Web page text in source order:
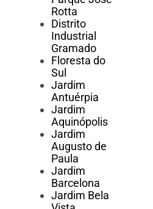
Rotta
Distrito
Industrial
Gramado
Floresta do
Sul
Jardim
Antuérpia
Jardim
Aquinópolis
Jardim
Augusto de
Paula
Jardim
Barcelona
Jardim Bela